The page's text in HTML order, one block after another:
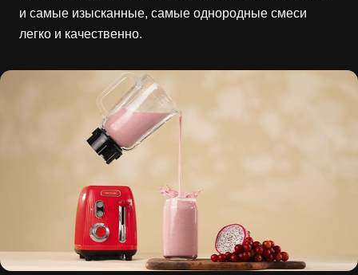
и самые изысканные, самые однородные смеси
легко и качественно.